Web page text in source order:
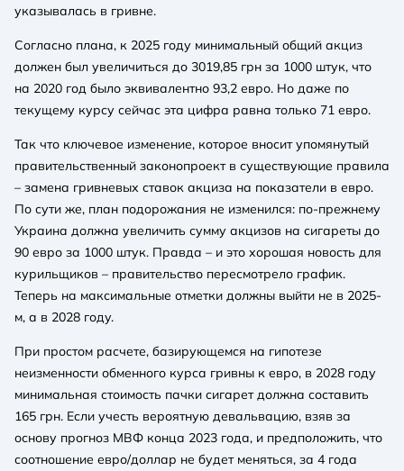
указывалась в гривне.
Согласно плана, к 2025 году минимальный общий акциз
должен был увеличиться до 3019,85 грн за 1000 штук, что
на 2020 год было эквивалентно 93,2 евро. Но даже по
текущему курсу сейчас эта цифра равна только 71 евро.
Так что ключевое изменение, которое вносит упомянутый
правительственный законопроект в существующие правила
– замена гривневых ставок акциза на показатели в евро.
По сути же, план подорожания не изменился: по-прежнему
Украина должна увеличить сумму акцизов на сигареты до
90 евро за 1000 штук. Правда – и это хорошая новость для
курильщиков – правительство пересмотрело график.
Теперь на максимальные отметки должны выйти не в 2025-
м, а в 2028 году.
При простом расчете, базирующемся на гипотезе
неизменности обменного курса гривны к евро, в 2028 году
минимальная стоимость пачки сигарет должна составить
165 грн. Если учесть вероятную девальвацию, взяв за
основу прогноз МВФ конца 2023 года, и предположить, что
соотношение евро/доллар не будет меняться, за 4 года